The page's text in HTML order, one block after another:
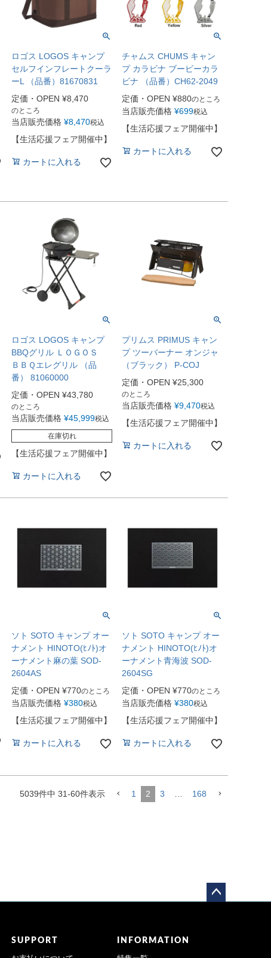
ロゴス LOGOS キャンプ
セルフインフレートクーラ
ーL （品番）81670831
定価・OPEN ¥8,470
のところ
当店販売価格 ¥8,470税込
【生活応援フェア開催中】
カートに入れる
チャムス CHUMS キャン
プ カラビナ ブービーカラ
ビナ （品番）CH62-2049
定価・OPEN ¥880のところ
当店販売価格 ¥699税込
【生活応援フェア開催中】
カートに入れる
ロゴス LOGOS キャンプ
BBQグリル ＬＯＧＯＳ
ＢＢＱエレグリル （品
番） 81060000
定価・OPEN ¥43,780
のところ
当店販売価格 ¥45,999税込
在庫切れ
【生活応援フェア開催中】
カートに入れる
プリムス PRIMUS キャン
プ ツーバーナー オンジャ
（ブラック） P-COJ
定価・OPEN ¥25,300
のところ
当店販売価格 ¥9,470税込
【生活応援フェア開催中】
カートに入れる
ソト SOTO キャンプ オー
ナメント HINOTO(ﾋﾉﾄ)オ
ーナメント麻の葉 SOD-
2604AS
定価・OPEN ¥770のところ
当店販売価格 ¥380税込
【生活応援フェア開催中】
カートに入れる
ソト SOTO キャンプ オー
ナメント HINOTO(ﾋﾉﾄ)オ
ーナメント青海波 SOD-
2604SG
定価・OPEN ¥770のところ
当店販売価格 ¥380税込
【生活応援フェア開催中】
カートに入れる
5039件中 31-60件表示 1 2 3 … 168
SUPPORT INFORMATION